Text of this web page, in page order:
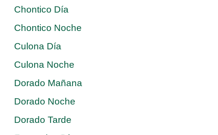
Chontico Día
Chontico Noche
Culona Día
Culona Noche
Dorado Mañana
Dorado Noche
Dorado Tarde